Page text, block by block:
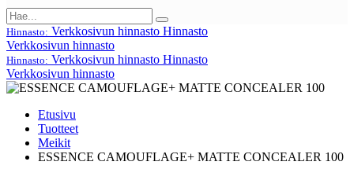
Hinnasto: Verkkosivun hinnasto Hinnasto
Verkkosivun hinnasto
Hinnasto: Verkkosivun hinnasto Hinnasto
Verkkosivun hinnasto
Etusivu
Tuotteet
Meikit
ESSENCE CAMOUFLAGE+ MATTE CONCEALER 100